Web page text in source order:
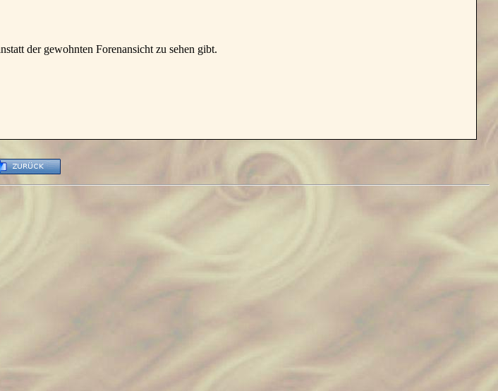
der gewohnten Forenansicht zu sehen gibt.